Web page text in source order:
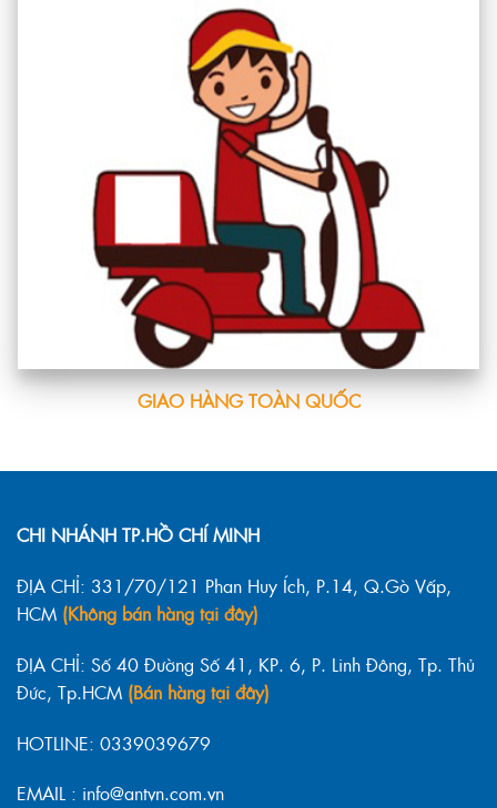
GIAO HÀNG TOÀN QUỐC
CHI NHÁNH TP.HỒ CHÍ MINH
ĐỊA CHỈ: 331/70/121 Phan Huy Ích, P.14, Q.Gò Vấp,
HCM (Không bán hàng tại đây)
ĐỊA CHỈ: Số 40 Đường Số 41, KP. 6, P. Linh Đông, Tp. Thủ
Đức, Tp.HCM (Bán hàng tại đây)
HOTLINE: 0339039679
EMAIL : info@antvn.com.vn